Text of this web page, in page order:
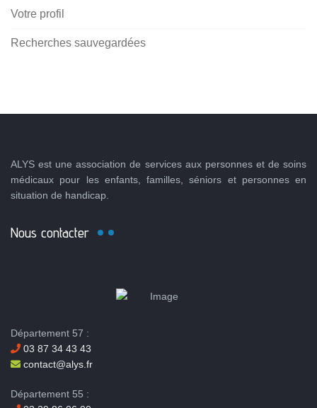
Votre profil
Recherches sauvegardées
ALYS est une association de services aux personnes et de soins
médicaux pour les enfants, familles, séniors et personnes en
situation de handicap.
Nous contacter
Département 57 :
03 87 34 43 43
contact@alys.fr
Département 55 :